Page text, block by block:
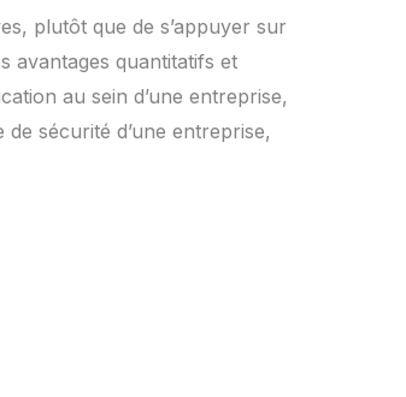
plutôt que de s’appuyer sur
avantages quantitatifs et
au sein d’une entreprise,
sécurité d’une entreprise,